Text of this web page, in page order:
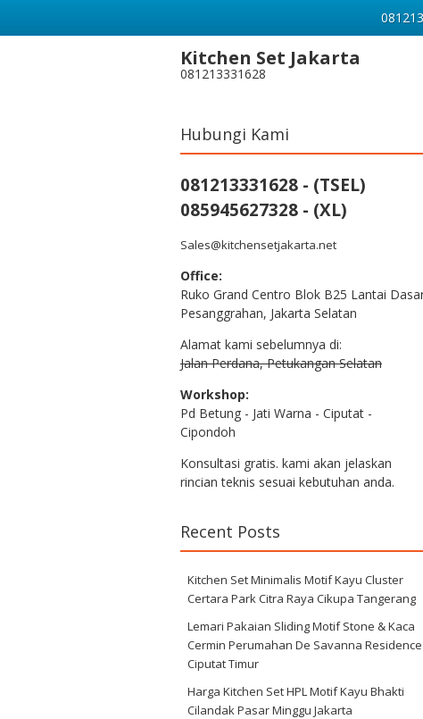
Kitchen Set Jakarta
081213331628
Hubungi Kami
081213331628 - (TSEL)
085945627328 - (XL)
Sales@kitchensetjakarta.net
Office:
Ruko Grand Centro Blok B25 Lantai
Pesanggrahan, Jakarta Selatan
Alamat kami sebelumnya di:
Jalan Perdana, Petukangan Selatan
Workshop:
Pd Betung - Jati Warna - Ciputat -
Cipondoh
Konsultasi gratis. kami akan jelaskan
rincian teknis sesuai kebutuhan anda.
Recent Posts
Kitchen Set Minimalis Motif Kayu Cluster
Certara Park Citra Raya Cikupa Tangerang
Lemari Pakaian Sliding Motif Stone & Kaca
Cermin Perumahan De Savanna Residence
Ciputat Timur
Harga Kitchen Set HPL Motif Kayu Bhakti
Cilandak Pasar Minggu Jakarta